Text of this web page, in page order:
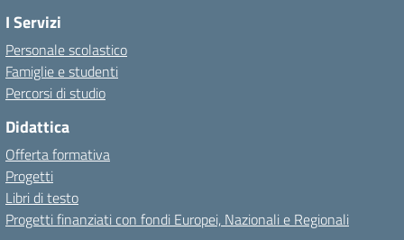
I Servizi
Personale scolastico
Famiglie e studenti
Percorsi di studio
Didattica
Offerta formativa
Progetti
Libri di testo
Progetti finanziati con fondi Europei, Nazionali e Regionali